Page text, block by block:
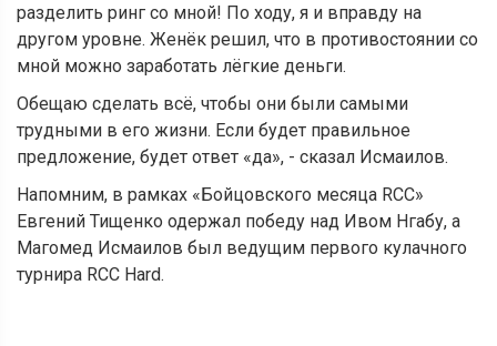
разделить ринг со мной! По ходу, я и вправду на
другом уровне. Женёк решил, что в противостоянии со
мной можно заработать лёгкие деньги.
Обещаю сделать всё, чтобы они были самыми
трудными в его жизни. Если будет правильное
предложение, будет ответ «да», - сказал Исмаилов.
Напомним, в рамках «Бойцовского месяца RCC»
Евгений Тищенко одержал победу над Ивом Нгабу, а
Магомед Исмаилов был ведущим первого кулачного
турнира RCC Hard.